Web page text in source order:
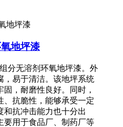
地坪漆
分无溶剂环氧地坪漆。外
，易于清洁。该地坪系统
，耐磨性良好。同时，
、抗脆性，能够承受一定
和抗冲击能力也十分出
要用于食品厂、制药厂等